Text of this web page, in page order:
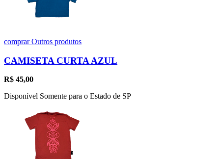
comprarOutros produtos
CAMISETA CURTA AZUL
R$ 45,00
Disponível Somente para o Estado de SP